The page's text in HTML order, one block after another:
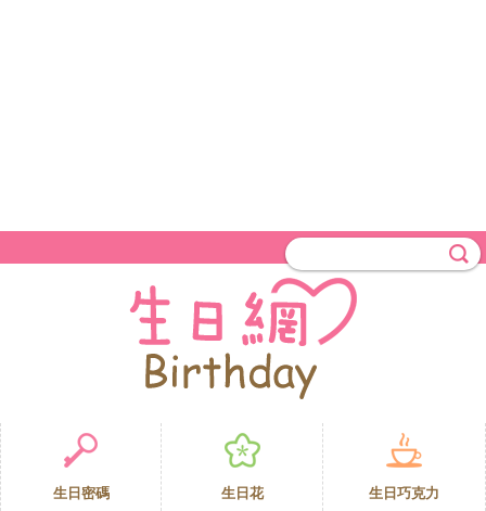
生日密碼 生日花 生日巧克力